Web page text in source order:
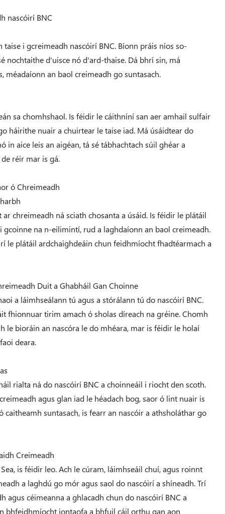
nascóirí BNC
i gcreimeadh nascóirí BNC. Bíonn práis níos so-
nochtaithe d'uisce nó d'ard-thaise. Dá bhrí sin, má
méadaíonn an baol creimeadh go suntasach.
sa chomhshaol. Is féidir le cáithníní san aer amhail sulfair
háirithe nuair a chuirtear le taise iad. Má úsáidtear do
in aice leis an aigéan, tá sé tábhachtach súil ghéar a
réir mar is gá.
ó Chreimeadh
chreimeadh ná sciath chosanta a úsáid. Is féidir le plátáil
na n-eilimintí, rud a laghdaíonn an baol creimeadh.
le plátáil ardchaighdeáin chun feidhmíocht fhadtéarmach a
Duit a Ghabháil Gan Choinne
a láimhseálann tú agus a stórálann tú do nascóirí BNC.
fhionnuar tirim amach ó sholas díreach na gréine. Chomh
le bioráin an nascóra le do mhéara, mar is féidir le holaí
deara.
rialta ná do nascóirí BNC a choinneáil i riocht den scoth.
agus glan iad le héadach bog, saor ó lint nuair is
suntasach, is fearr an nascóir a athsholáthar go
Creimeadh
is féidir leo. Ach le cúram, láimhseáil chuí, agus roinnt
a laghdú go mór agus saol do nascóirí a shíneadh. Trí
agus céimeanna a ghlacadh chun do nascóirí BNC a
bhfeidhmíocht iontaofa a bhfuil cáil orthu gan aon